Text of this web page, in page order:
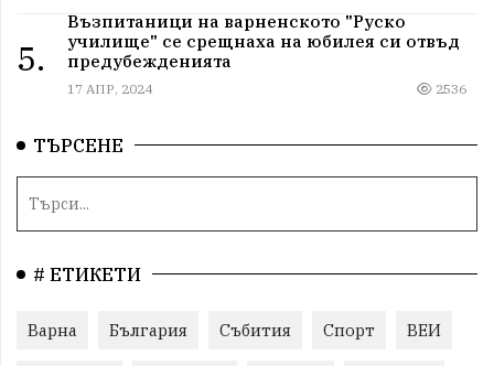
5.
Възпитаници на варненското "Руско
училище" се срещнаха на юбилея си отвъд
предубежденията
17 АПР, 2024 2536
ТЪРСЕНЕ
# ЕТИКЕТИ
Варна България Събития Спорт ВЕИ